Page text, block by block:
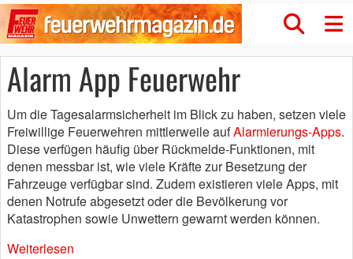
Alarm App Feuerwehr
Um die Tagesalarmsicherheit im Blick zu haben, setzen viele
Freiwillige Feuerwehren mittlerweile aufAlarmierungs-Apps.
Diese verfügen häufig über Rückmelde-Funktionen, mit
denen messbar ist, wie viele Kräfte zur Besetzung der
Fahrzeuge verfügbar sind. Zudem existieren viele Apps, mit
denen Notrufe abgesetzt oder die Bevölkerung vor
Katastrophen sowie Unwettern gewarnt werden können.
Weiterlesen